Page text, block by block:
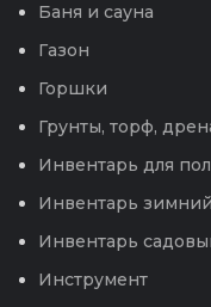
Баня и сауна
Газон
Горшки
Грунты, торф,
Инвентарь для
Инвентарь зимний
Инвентарь
Инструмент